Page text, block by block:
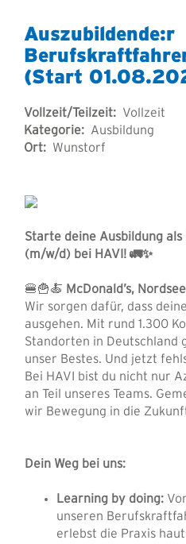
Auszubildende:r
(Start
Vollzeit/Teilzeit: Vollzeit
Kategorie: Ausbildung
Ort: Wunstorf
Starte deine Ausbildung
(m/w/d) bei HAVI! 🚛✨
🍔🍟🍝 McDonald’s,
Wir sorgen dafür, dass
ausgehen. Mit rund 1.300
Standorten in Deutschland
unser Bestes. Und jetzt
Bei HAVI bist du nicht nur
an Teil unseres Teams.
wir Bewegung in die
Dein Weg bei uns:
Learning by doing:
unseren
erlebst die Praxis